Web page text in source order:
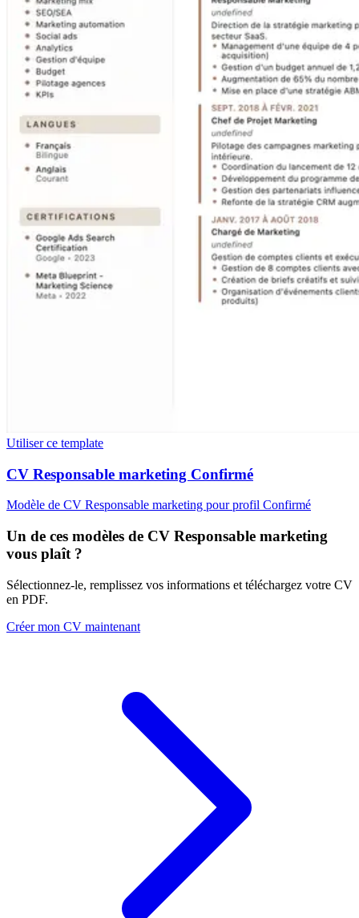
Utiliser ce template
CV Responsable marketing Confirmé
Modèle de CV Responsable marketing pour profil Confirmé
Un de ces modèles de CV Responsable marketing
vous plaît ?
Sélectionnez-le, remplissez vos informations et téléchargez votre CV
en PDF.
Créer mon CV maintenant